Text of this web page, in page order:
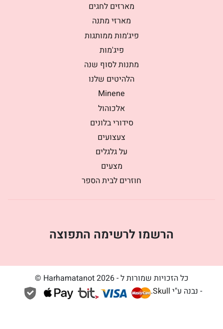
מארזים לחגים
מארזי מתנה
פיג׳מות ממותגות
פיג'מות
מתנות לסוף שנה
הלהיטים שלנו
Minene
אלכוהול
סידורי בלונים
צעצועים
על גלגלים
מצעים
חוזרים לבית הספר
הרשמו לרשימה התפוצה
כל הזכויות שמורות ל - Harhamatanot 2026 ©
- נבנה ע"י Skull
.